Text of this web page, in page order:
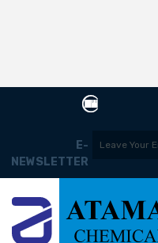
E-
NEWSLETTER